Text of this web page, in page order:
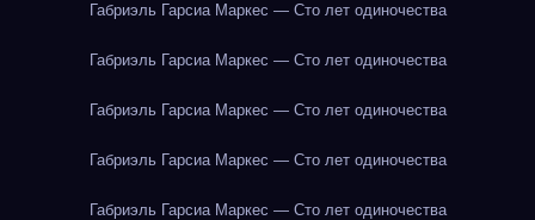
Габриэль Гарсиа Маркес — Сто лет одиночества
Габриэль Гарсиа Маркес — Сто лет одиночества
Габриэль Гарсиа Маркес — Сто лет одиночества
Габриэль Гарсиа Маркес — Сто лет одиночества
Габриэль Гарсиа Маркес — Сто лет одиночества